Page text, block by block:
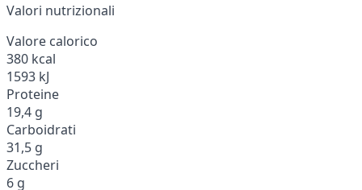
Valori nutrizionali
Valore calorico
380 kcal
1593 kJ
Proteine
19,4 g
Carboidrati
31,5 g
Zuccheri
6 g